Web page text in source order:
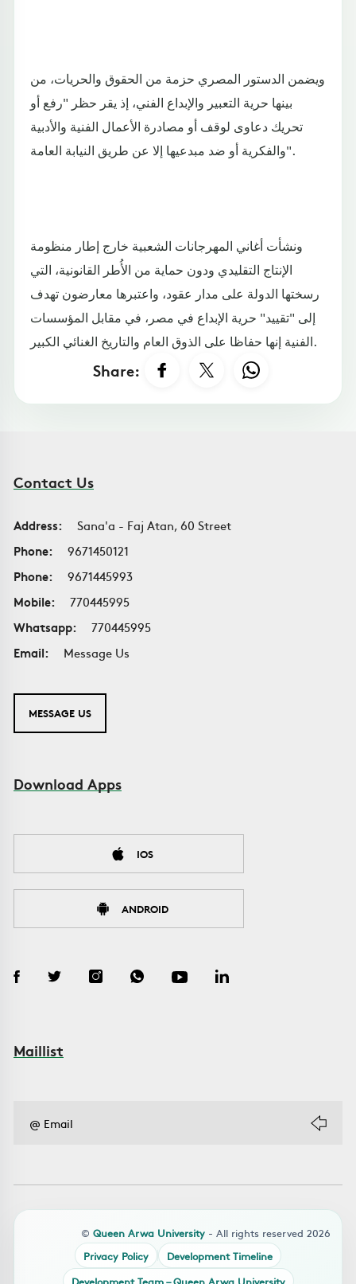
ويضمن الدستور المصري حزمة من الحقوق والحريات، من
بينها حرية التعبير والإبداع الفني، إذ يقر حظر "رفع أو
تحريك دعاوى لوقف أو مصادرة الأعمال الفنية والأدبية
والفكرية أو ضد مبدعيها إلا عن طريق النيابة العامة".
ونشأت أغاني المهرجانات الشعبية خارج إطار منظومة
الإنتاج التقليدي ودون حماية من الأُطر القانونية، التي
رسختها الدولة على مدار عقود، واعتبرها معارضون تهدف
إلى "تقييد" حرية الإبداع في مصر، في مقابل المؤسسات
الفنية إنها حفاظا على الذوق العام والتاريخ الغنائي الكبير.
Share:
Contact Us
Address:
Sana'a - Faj Atan, 60 Street
Phone:
9671450121
Phone:
9671445993
Mobile:
770445995
Whatsapp:
770445995
Email:
Message Us
MESSAGE US
Download Apps
IOS
ANDROID
Maillist
© Queen Arwa University - All rights reserved 2026
Privacy Policy
Development Timeline
Development Team – Queen Arwa University